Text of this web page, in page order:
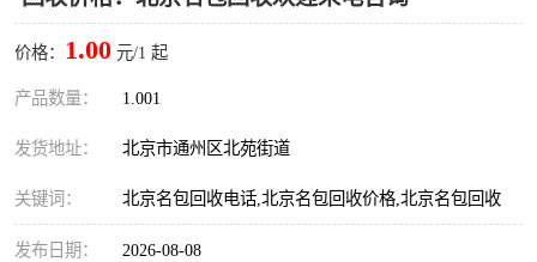
价格： 1.00 元/1 起
产品数量： 1.001
发货地址： 北京市通州区北苑街道
关键词： 北京名包回收电话,北京名包回收价格,北京名包回收
发布日期： 2026-08-08